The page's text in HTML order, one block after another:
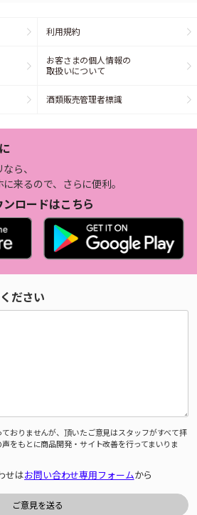
利用規約
お客さまの個人情報の
取扱いについて
酒類販売管理者標識
ら、
来るので、さらに便利。
ンロードはこちら
ださい
おりませんが、頂いたご意見はスタッフがすべて拝
をもとに商品開発・サイト改善を行ってまいりま
せはお問い合わせ専用フォームから